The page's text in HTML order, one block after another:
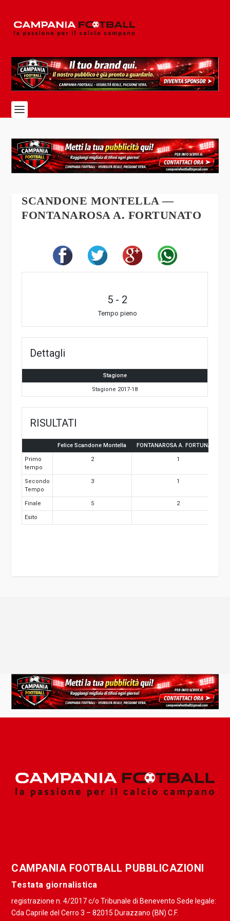
SCANDONE MONTELLA —
FONTANAROSA A. FORTUNATO
5 - 2
Tempo pieno
Dettagli
Stagione
Stagione 2017-18
RISULTATI
Felice Scandone Montella FONTANAROSA A. FORTUNATO
Primo
tempo
2 1
Secondo
Tempo
3 1
Finale 5 2
Esito
CAMPANIA FOOTBALL PUBBLICAZIONI
Testata giornalistica
registrazione n. 4/2017 c/o Tribunale di Benevento Sede legale:
Cda Caprile del Cerro 3 – 82015 Durazzano (BN) C.F.